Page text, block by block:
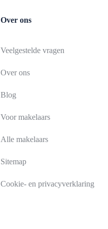
Over ons
Veelgestelde vragen
Over ons
Blog
Voor makelaars
Alle makelaars
Sitemap
Cookie- en privacyverklaring